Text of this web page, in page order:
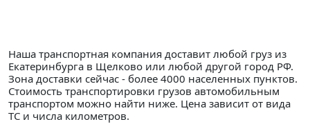
Наша транспортная компания доставит любой груз из
Екатеринбурга в Щелково или любой другой город РФ.
Зона доставки сейчас - более 4000 населенных пунктов.
Стоимость транспортировки грузов автомобильным
транспортом можно найти ниже. Цена зависит от вида
ТС и числа километров.